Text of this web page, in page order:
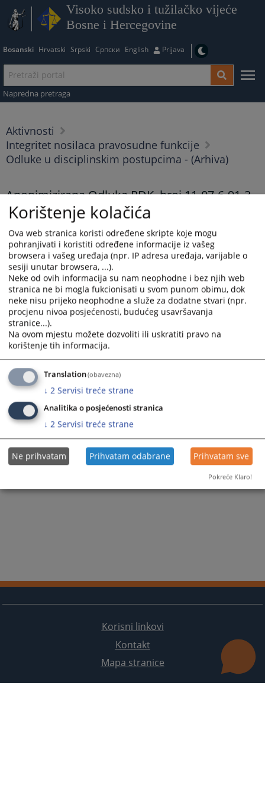
Visoko sudsko i tužilačko vijeće
Bosne i Hercegovine
Bosanski Hrvatski Srpski Српски English Prijava
Napredna pretraga
Aktivnosti
Integritet nosilaca pravosudne funkcije
Odluke u disciplinskim postupcima - (Arhiva)
Anonimizirana Odluka PDK, broj 11-07-6-91-3-
2026
09.06.2026.
Anonimizirana Odluka PDK, broj 11-07-6-91-3-2026
Prikazana vijest je na: Bosanski jezik
38PREGLEDA
Korisni linkovi
Kontakt
Mapa stranice
Korištenje kolačića
Ova web stranica koristi određene skripte koje mogu
pohranjivati i koristiti određene informacije iz vašeg
browsera i vašeg uređaja (npr. IP adresa uređaja, varijable o
sesiji unutar browsera, ...).
Neke od ovih informacija su nam neophodne i bez njih web
stranica ne bi mogla fukcionisati u svom punom obimu, dok
neke nisu prijeko neophodne a služe za dodatne stvari (npr.
procjenu nivoa posjećenosti, budućeg usavršavanja
stranice...).
Na ovom mjestu možete dozvoliti ili uskratiti pravo na
korištenje tih informacija.
Translation(obavezna)
↓ 2 Servisi treće strane
Analitika o posjećenosti stranica
↓ 2 Servisi treće strane
Ne prihvatam Prihvatam odabrane Prihvatam sve
Pokreće Klaro!